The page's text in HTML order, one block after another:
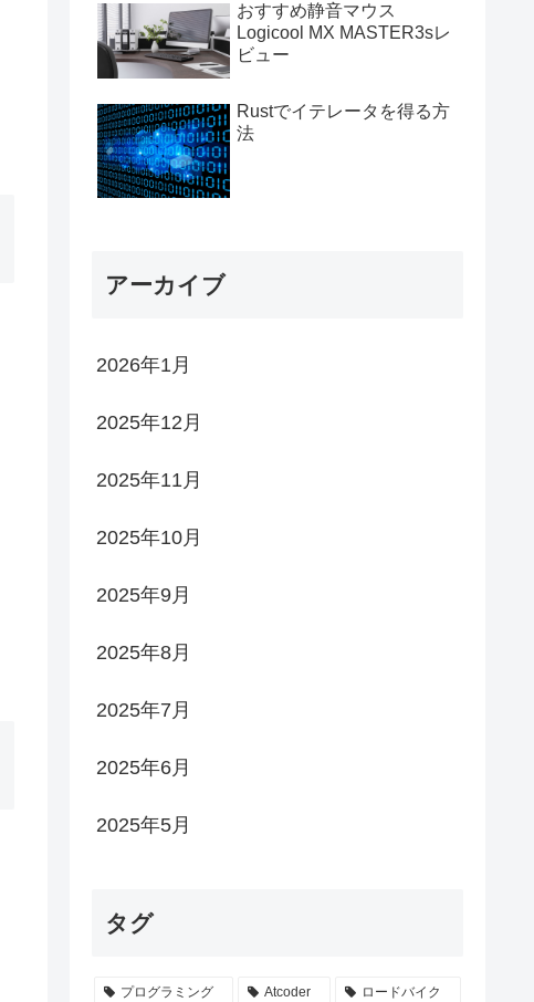
おすすめ静音マウス
Logicool MX MASTER3sレ
ビュー
Rustでイテレータを得る方
法
アーカイブ
2026年1月
2025年12月
2025年11月
2025年10月
2025年9月
2025年8月
2025年7月
2025年6月
2025年5月
タグ
プログラミング Atcoder ロードバイク